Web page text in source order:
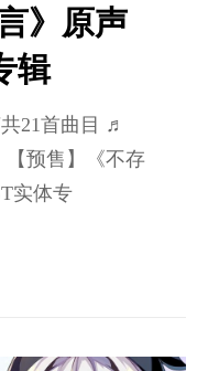
》原声
辑
21首曲目 ♬
预售】《不存
实体专